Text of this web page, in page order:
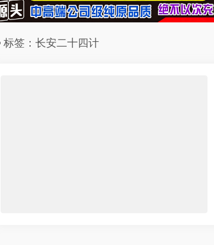
标签：长安二十四计